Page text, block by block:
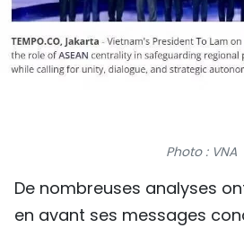
TIẾNG VIỆT
ENGLISH
РУССКИЙ
ESPAÑOL
Photo : VNA
De nombreuses analyses
en avant ses messages